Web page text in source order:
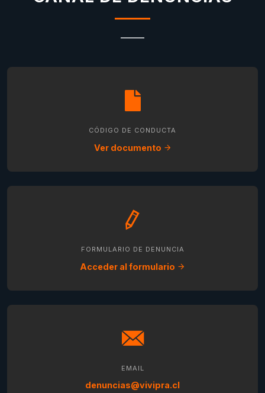
CÓDIGO DE CONDUCTA
Ver documento
FORMULARIO DE DENUNCIA
Acceder al formulario
EMAIL
denuncias@vivipra.cl